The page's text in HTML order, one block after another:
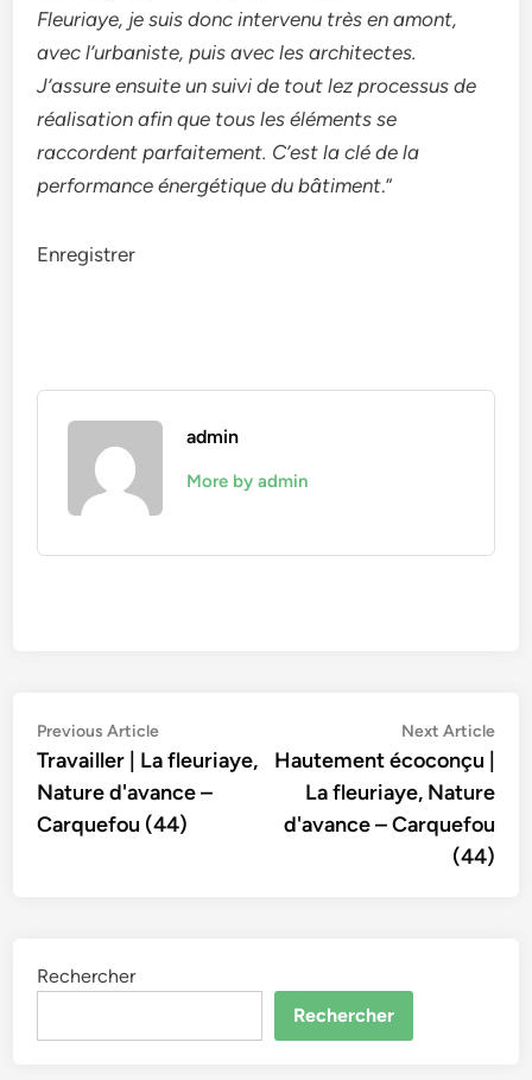
Fleuriaye, je suis donc intervenu très en amont,
avec l’urbaniste, puis avec les architectes.
J’assure ensuite un suivi de tout lez processus de
réalisation afin que tous les éléments se
raccordent parfaitement. C’est la clé de la
performance énergétique du bâtiment.”
Enregistrer
admin
More by admin
Navigation
de
l’article
Previous ArticlePrevious
article:
Travailler | La fleuriaye,
Nature d'avance –
Carquefou (44)
Next Article
Hautement écoconçu |
La fleuriaye, Nature
d'avance – Carquefou
(44)
Rechercher
Rechercher